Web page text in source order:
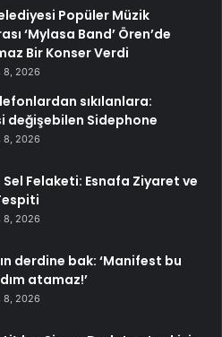
Popüler Müzik
‘Mylasa Band’ Ören’de
Bir Konser Verdi
8, 2026
sıkılanlara:
değişebilen Sidephone
8, 2026
Sel Felaketi: Esnafa Ziyaret ve
8, 2026
derdine bak: ‘Manifest bu
atamaz!’
8, 2026